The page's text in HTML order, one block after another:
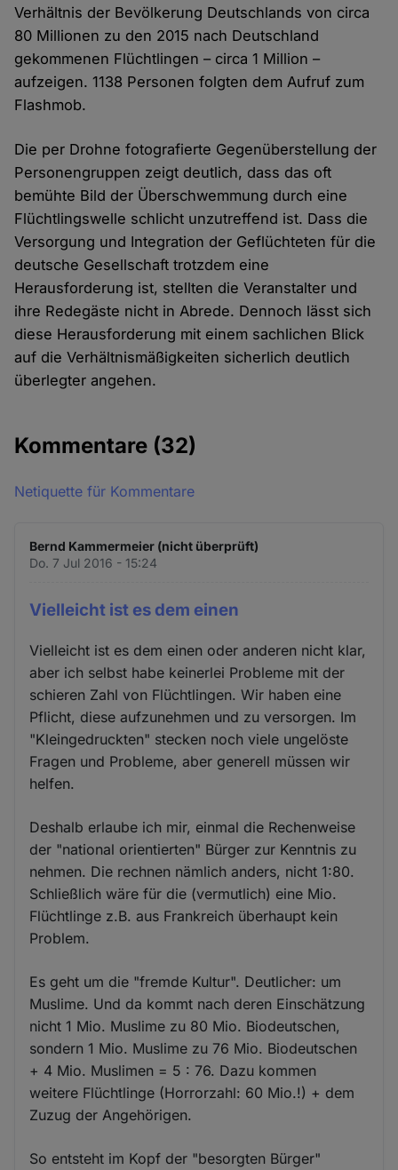
Verhältnis der Bevölkerung Deutschlands von circa
80 Millionen zu den 2015 nach Deutschland
gekommenen Flüchtlingen – circa 1 Million –
aufzeigen. 1138 Personen folgten dem Aufruf zum
Flashmob.
Die per Drohne fotografierte Gegenüberstellung der
Personengruppen zeigt deutlich, dass das oft
bemühte Bild der Überschwemmung durch eine
Flüchtlingswelle schlicht unzutreffend ist. Dass die
Versorgung und Integration der Geflüchteten für die
deutsche Gesellschaft trotzdem eine
Herausforderung ist, stellten die Veranstalter und
ihre Redegäste nicht in Abrede. Dennoch lässt sich
diese Herausforderung mit einem sachlichen Blick
auf die Verhältnismäßigkeiten sicherlich deutlich
überlegter angehen.
Kommentare (32)
Netiquette für Kommentare
Bernd Kammermeier (nicht überprüft)
Do. 7 Jul 2016 - 15:24
Vielleicht ist es dem einen
Vielleicht ist es dem einen oder anderen nicht klar,
aber ich selbst habe keinerlei Probleme mit der
schieren Zahl von Flüchtlingen. Wir haben eine
Pflicht, diese aufzunehmen und zu versorgen. Im
"Kleingedruckten" stecken noch viele ungelöste
Fragen und Probleme, aber generell müssen wir
helfen.
Deshalb erlaube ich mir, einmal die Rechenweise
der "national orientierten" Bürger zur Kenntnis zu
nehmen. Die rechnen nämlich anders, nicht 1:80.
Schließlich wäre für die (vermutlich) eine Mio.
Flüchtlinge z.B. aus Frankreich überhaupt kein
Problem.
Es geht um die "fremde Kultur". Deutlicher: um
Muslime. Und da kommt nach deren Einschätzung
nicht 1 Mio. Muslime zu 80 Mio. Biodeutschen,
sondern 1 Mio. Muslime zu 76 Mio. Biodeutschen
+ 4 Mio. Muslimen = 5 : 76. Dazu kommen
weitere Flüchtlinge (Horrorzahl: 60 Mio.!) + dem
Zuzug der Angehörigen.
So entsteht im Kopf der "besorgten Bürger"